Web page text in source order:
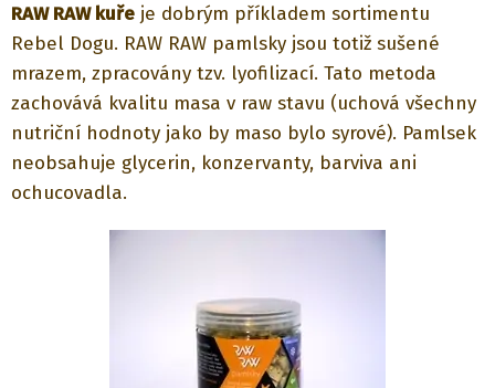
RAW RAW kuře je dobrým příkladem sortimentu
Rebel Dogu. RAW RAW pamlsky jsou totiž sušené
mrazem, zpracovány tzv. lyofilizací. Tato metoda
zachovává kvalitu masa v raw stavu (uchová všechny
nutriční hodnoty jako by maso bylo syrové). Pamlsek
neobsahuje glycerin, konzervanty, barviva ani
ochucovadla.